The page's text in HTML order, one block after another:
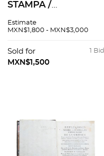
STAMPA /
SALADO ÁLVAREZ
NACIONAL /
ARCHIVALIA
Estimate
MXN$1,800 - MXN$3,000
1 Bid
Sold for
MXN$1,500